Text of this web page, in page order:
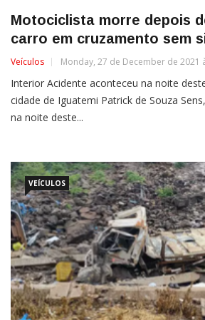
Motociclista morre depois
carro em cruzamento sem
Veículos Monday, 27 de December de 2021
Interior Acidente aconteceu na noite
cidade de Iguatemi Patrick de Souza
na noite deste...
VEÍCULOS